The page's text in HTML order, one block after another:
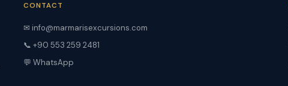
CONTACT
✉ info@marmarisexcursions.com
📞 +90 553 259 2481
💬 WhatsApp